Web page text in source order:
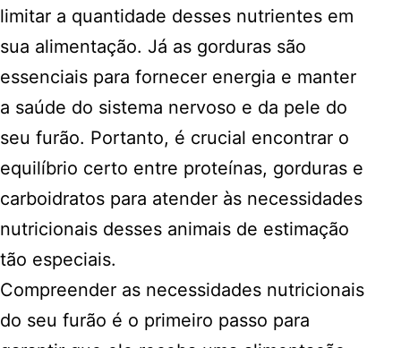
limitar a quantidade desses nutrientes em
sua alimentação. Já as gorduras são
essenciais para fornecer energia e manter
a saúde do sistema nervoso e da pele do
seu furão. Portanto, é crucial encontrar o
equilíbrio certo entre proteínas, gorduras e
carboidratos para atender às necessidades
nutricionais desses animais de estimação
tão especiais.
Compreender as necessidades nutricionais
do seu furão é o primeiro passo para